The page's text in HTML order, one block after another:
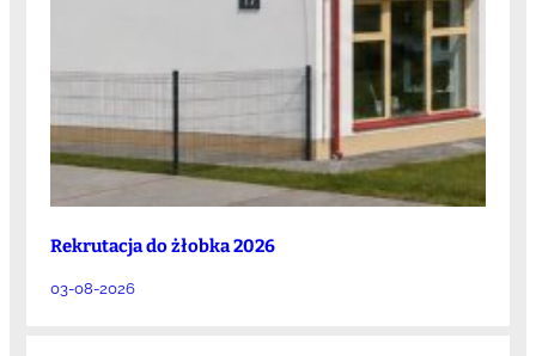
Rekrutacja do żłobka 2026
03-08-2026